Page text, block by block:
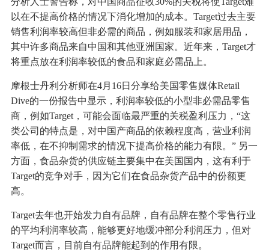
以在不提高价格的情况下消化增加的成本。Target过去主要
销售利润率较高但非必需的商品，例如服装和家居用品，
其中许多商品来自中国和其他亚洲国家。近年来，Target才
将重点放在利润率较低的食品和家庭必需品上。
摩根士丹利分析师在4月16日分享给美国零售媒体Retail
Dive的一份报告中显示，利润率较低的小型非必需品零售
商，例如Target，可能会面临最严重的关税盈利压力，“这
类公司的特点是，对中国产商品的依赖程度高，营业利润
率低，在不抑制需求的情况下提高价格的能力有限。” 另一
方面，食品杂货的供应链主要集中在美国国内，这有利于
Target的竞争对手，因为它们在食品杂货产品中的份额更
高。
Target去年也开始发力自有品牌，自有品牌在整个零售行业
的平均利润率较高，能够更好地缓冲部分利润压力，但对
Target而言，目前自有品牌能起到的作用有限。